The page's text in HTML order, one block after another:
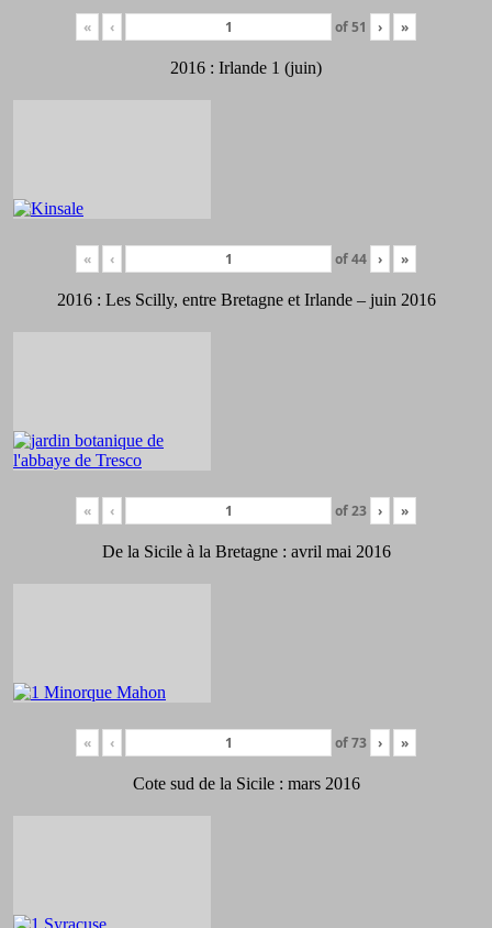
« ‹ of51 › »
2016 : Irlande 1 (juin)
« ‹ of44 › »
2016 : Les Scilly, entre Bretagne et Irlande – juin 2016
« ‹ of23 › »
De la Sicile à la Bretagne : avril mai 2016
« ‹ of73 › »
Cote sud de la Sicile : mars 2016